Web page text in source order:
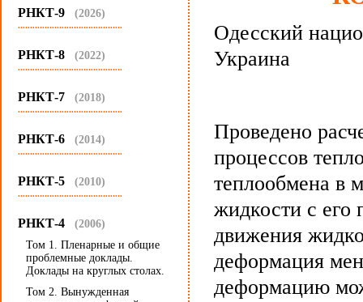
РНКТ-9 (2026)
...........................................
РНКТ-8 (2022)
...........................................
РНКТ-7 (2018)
...........................................
РНКТ-6 (2014)
...........................................
РНКТ-5 (2010)
...........................................
РНКТ-4 (2006)
Том 1. Пленарные и общие
проблемные доклады.
Доклады на круглых столах.
Том 2. Вынужденная
Одесский
Украина
Проведено
процессов
теплообмена в
жидкости с его
движения
деформация
деформацию